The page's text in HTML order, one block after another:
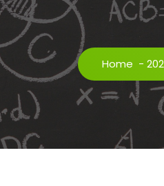
Home -